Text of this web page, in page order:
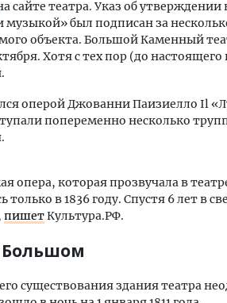
сайте театра. Указ об
был подписан за
объекта. Большой Каменный
Хотя с тех пор (до
оперой Джованни Паизиелло Il
попеременно несколько
опера, которая прозвучала в
только в 1836 году. Спустя 6 лет в
пишетКультура.РФ.
существования здания театра